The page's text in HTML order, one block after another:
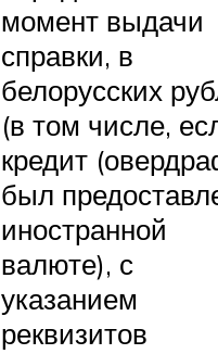
момент выдачи
справки, в
белорусских
(в том числе,
кредит
был
иностранной
валюте), с
указанием
реквизитов